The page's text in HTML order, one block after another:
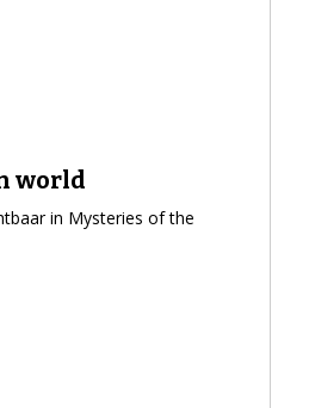
world
in Mysteries of the